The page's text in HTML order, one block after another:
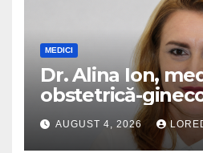
MEDICI
Dr. Alina Ion,
obstetrică-
AUGUST 4, 2026